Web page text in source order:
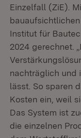
Einzelfall (ZiE).
Institut für
2024 gerechnet.
nachträglich und
lässt. So sparen
Kosten ein, weil
Das System ist
die einzelnen